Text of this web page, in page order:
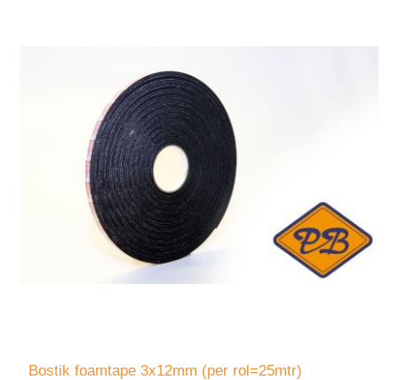
Bostik foamtape 3x12mm (per rol=25mtr)